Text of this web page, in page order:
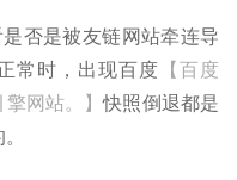
否是被友链网站牵连导
常时，出现百度 【百度
擎网站。】快照倒退都是